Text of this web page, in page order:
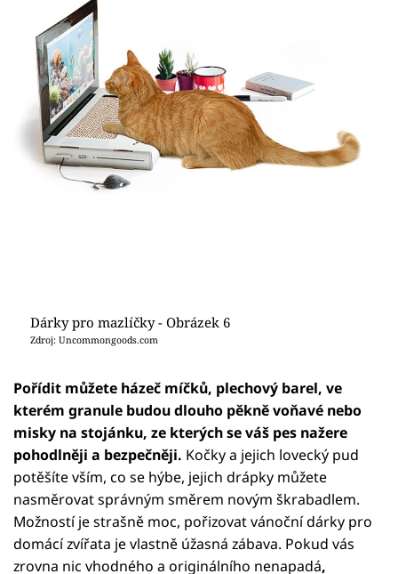
Dárky pro mazlíčky - Obrázek 6
Zdroj: Uncommongoods.com
Pořídit můžete házeč míčků, plechový barel, ve
kterém granule budou dlouho pěkně voňavé nebo
misky na stojánku, ze kterých se váš pes nažere
pohodlněji a bezpečněji. Kočky a jejich lovecký pud
potěšíte vším, co se hýbe, jejich drápky můžete
nasměrovat správným směrem novým škrabadlem.
Možností je strašně moc, pořizovat vánoční dárky pro
domácí zvířata je vlastně úžasná zábava. Pokud vás
zrovna nic vhodného a originálního nenapadá,